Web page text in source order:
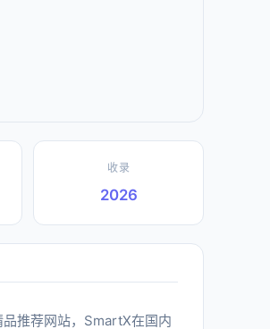
收录
2026
推荐网站，SmartX在国内